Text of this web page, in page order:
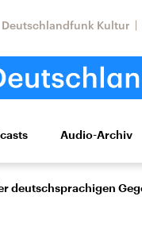
Deutschlandfunk Kultur
Kultur
Audio-Archiv
deutschsprachigen